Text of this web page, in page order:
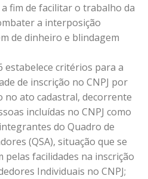
fim de facilitar o trabalho da
a interposição
de dinheiro e blindagem
estabelece critérios para a
de inscrição no CNPJ por
no ato cadastral, decorrente
incluídas no CNPJ como
do Quadro de
(QSA), situação que se
facilidades na inscrição
Individuais no CNPJ;